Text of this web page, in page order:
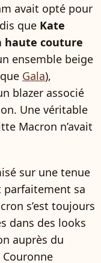
avait opté pour
que Kate
haute couture
ensemble beige
Gala),
blazer associé
Une véritable
Macron n’avait
sur une tenue
sa
s’est toujours
dans des looks
auprès du